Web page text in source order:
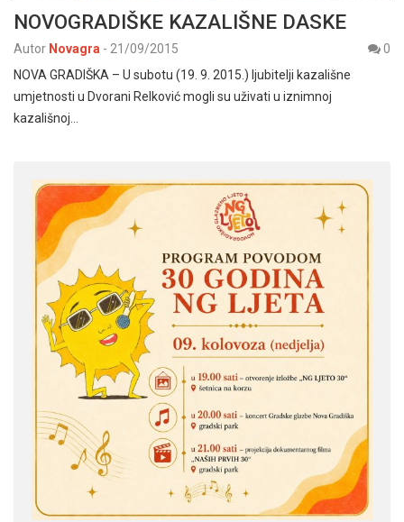
NOVOGRADIŠKE KAZALIŠNE DASKE
Autor Novagra - 21/09/2015
0
NOVA GRADIŠKA – U subotu (19. 9. 2015.) ljubitelji kazališne
umjetnosti u Dvorani Relković mogli su uživati u iznimnoj
kazališnoj…